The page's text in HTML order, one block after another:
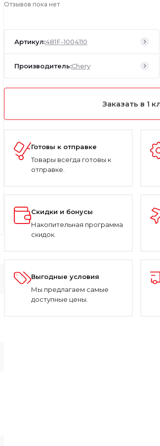
Отзывов пока нет
Артикул:481F-1004110
Производитель:Chery
Заказать в 1
Готовы к отправке
Товары всегда готовы к
отправке.
Скидки и бонусы
Накопительная программа
скидок.
Выгодные условия
Мы предлагаем самые
доступные цены.